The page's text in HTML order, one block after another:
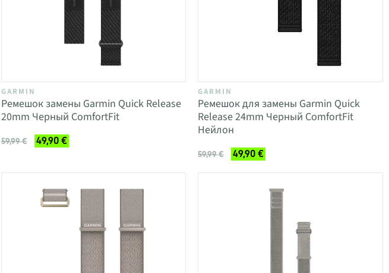
GARMIN
Ремешок замены Garmin Quick Release
20mm Черный ComfortFit
59,99 € 49,90 €
GARMIN
Ремешок для замены Garmin Quick
Release 24mm Черный ComfortFit
Нейлон
59,99 € 49,90 €